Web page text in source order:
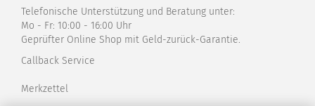
Telefonische Unterstützung und Beratung unter:
Mo - Fr: 10:00 - 16:00 Uhr
Geprüfter Online Shop mit Geld-zurück-Garantie.
Callback Service
Merkzettel